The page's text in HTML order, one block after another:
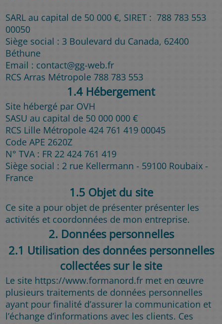
SARL au capital de 50 000 €, SIRET : 788 783 553
00050
Siège social : 3 Boulevard du Canada, 62400
Béthune
Email : contact@gg-web.fr
RCS Arras Métropole 788 783 553
1.4 Hébergement
Site hébergé par OVH
SASU au capital de 50 000 000 €
RCS Lille Métropole 424 761 419 00045
Code APE 2620Z
N° TVA : FR 22 424 761 419
Siège social : 2 rue Kellermann - 59100 Roubaix -
France
1.5 Objet du site
Ce site a pour objet de présenter présenter les
activités et coordonnées de mon entreprise.
2. Données personnelles
2.1 Utilisation des données personnelles
collectées sur le site
Le site https://www.formanord.fr met en œuvre
plusieurs traitements de données personnelles
ayant pour finalité d’assurer la communication et
l’échange d’informations avec les clients. Ces